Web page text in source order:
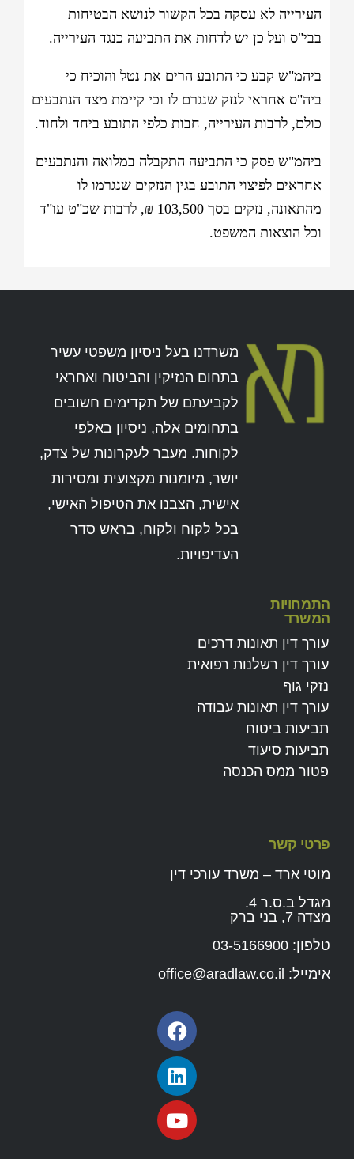
העירייה לא עסקה בכל הקשור לנושא הבטיחות
בבי"ס ועל כן יש לדחות את התביעה כנגד העירייה.
ביהמ"ש קבע כי התובע הרים את נטל והוכיח כי
ביה"ס אחראי לנזק שנגרם לו וכי קיימת מצד הנתבעים
כולם, לרבות העירייה, חבות כלפי התובע ביחד ולחוד.
ביהמ"ש פסק כי התביעה התקבלה במלואה והנתבעים
אחראים לפיצוי התובע בגין הנזקים שנגרמו לו
מהתאונה, נזקים בסך 103,500 ₪, לרבות שכ"ט עו"ד
וכל הוצאות המשפט.
משרדנו בעל ניסיון משפטי עשיר
בתחום הנזיקין והביטוח ואחראי
לקביעתם של תקדימים חשובים
בתחומים אלה, ניסיון באלפי
לקוחות. מעבר לעקרונות של צדק,
יושר, מיומנות מקצועית ומסירות
אישית, הצבנו את הטיפול האישי,
בכל לקוח ולקוח, בראש סדר
העדיפויות.
התמחויות
המשרד
עורך דין תאונות דרכים
עורך דין רשלנות רפואית
נזקי גוף
עורך דין תאונות עבודה
תביעות ביטוח
תביעות סיעוד
פטור ממס הכנסה
פרטי קשר
מוטי ארד – משרד עורכי דין
מגדל ב.ס.ר 4.
מצדה 7, בני ברק
טלפון: 03-5166900
אימייל: office@aradlaw.co.il